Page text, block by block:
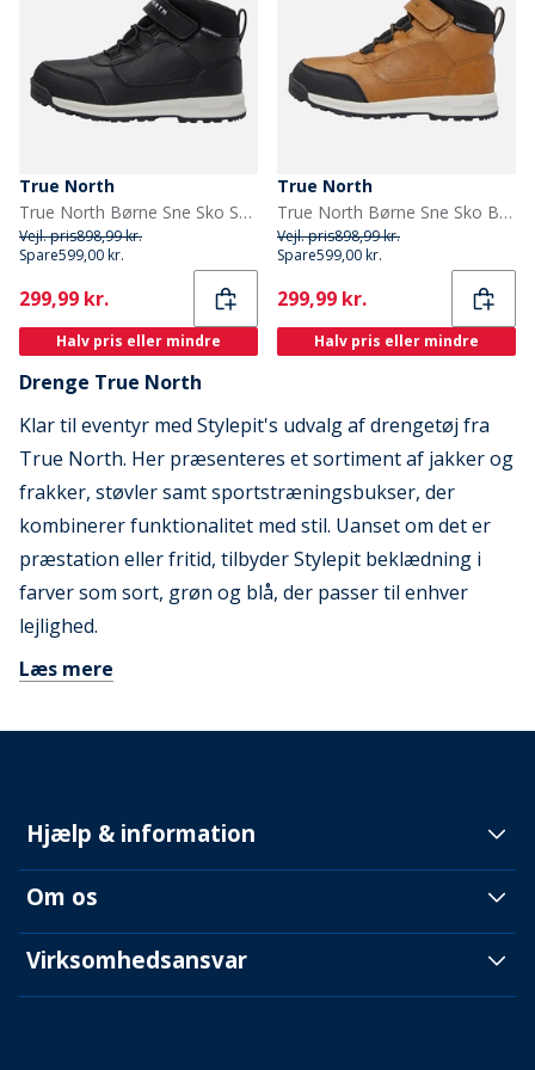
True North
True North Børne Sne Sko Sort
Vejl. pris898,99 kr.
Spare599,00 kr.
Current
299,99 kr.
Halv pris eller mindre
True North
True North Børne Sne Sko Brun
Vejl. pris898,99 kr.
Spare599,00 kr.
Current
299,99 kr.
Halv pris eller mindre
Drenge True North
Klar til eventyr med Stylepit's udvalg af drengetøj fra
True North. Her præsenteres et sortiment af jakker og
frakker, støvler samt sportstræningsbukser, der
kombinerer funktionalitet med stil. Uanset om det er
præstation eller fritid, tilbyder Stylepit beklædning i
farver som sort, grøn og blå, der passer til enhver
lejlighed.
Læs mere
Hjælp & information
Om os
Virksomhedsansvar